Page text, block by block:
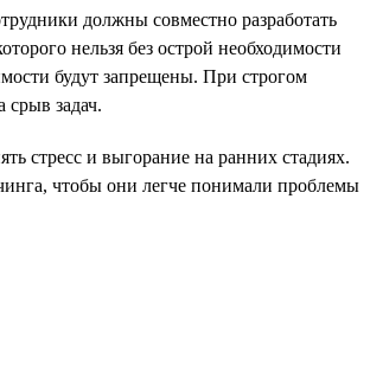
должны совместно разработать
нельзя без острой необходимости
будут запрещены. При строгом
срыв задач.
стресс и выгорание на ранних стадиях.
чтобы они легче понимали проблемы